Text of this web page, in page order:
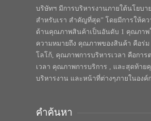
บริษัทฯ มีการบริหารงานภายใต้นโยบา
สำหรับเรา สำคัญที่สุด” โดยมีการให้ค
ด้านคุณภาพสินค้าเป็นอันดับ 1 คุณภาพ
ความหมายถึง คุณภาพของสินค้า คือร่
โลโก้, คุณภาพการบริหารเวลา คือการ
เวลา คุณภาพการบริการ , และสุดท้าย
บริหารงาน และหน้าที่ต่างๆภายในองค์
คำค้นหา